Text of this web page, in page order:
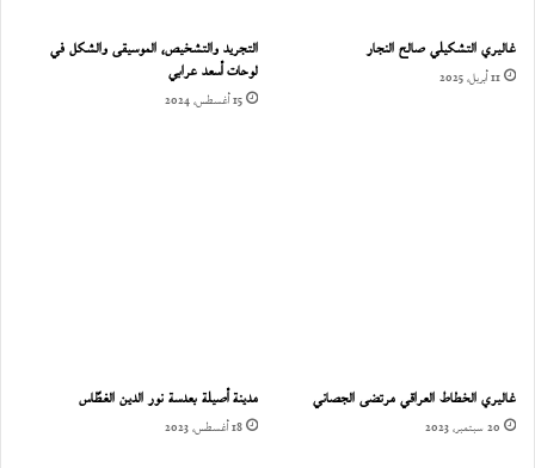
ب
:
ي
ا
غاليري التشكيلي صالح النجار
11 أبريل، 2025
التجريد والتشخيص، الموسيقى والشكل في
لوحات أسعد عرابي
15 أغسطس، 2024
غاليري الخطاط العراقي مرتضى الجصاني
20 سبتمبر، 2023
مدينة أصيلة بعدسة نور الدين الغطّاس
18 أغسطس، 2023